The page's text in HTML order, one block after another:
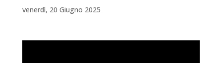
venerdì, 20 Giugno 2025